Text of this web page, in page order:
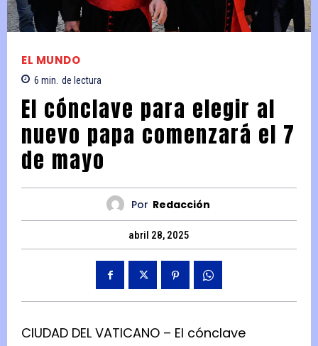
EL MUNDO
6 min. de lectura
El cónclave para elegir al
nuevo papa comenzará el 7
de mayo
Por Redacción
abril 28, 2025
CIUDAD DEL VATICANO – El cónclave